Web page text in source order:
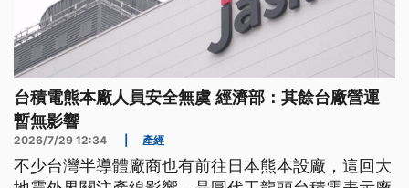
台積電熊本廠人員安全無虞 經濟部：其餘台廠營運
暫無影響
2026/7/29 12:34 產經
不少台灣半導體廠商也有前往日本熊本設廠，這回大